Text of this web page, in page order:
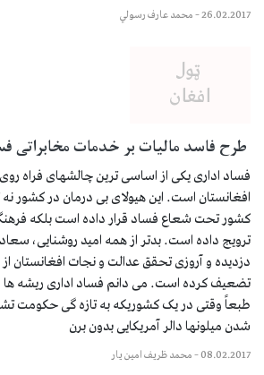
26.02.2017
–محمد عارف رسولي
طرح فاسد مالیات بر خدمات مخابراتی
فساد اداری یکی از اساسی ترین چالشهای فراه
افغانستان است. این هیولای بی درمان در کشور نه
کشور تحت شعاع فساد قرار داده است بلکه
ترویج داده است. بدتر از همه امید روشنایی،
دزدیده و آروزی تحقق عدالت و نجات افغانستان از
تضعیف کرده است. می دانم فساد اداری ریشه ها
طبعاً وقتی در یک کشوریکه به تازه گی حکومت
شدن میلونها دالر آمریکایی بدون برن
08.02.2017
–محمد ظریف امین یار